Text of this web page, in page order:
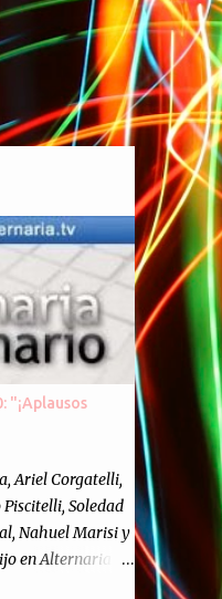
"¡Aplausos
Ariel Corgatelli,
Soledad
Nahuel Marisi y
en Alternaria :